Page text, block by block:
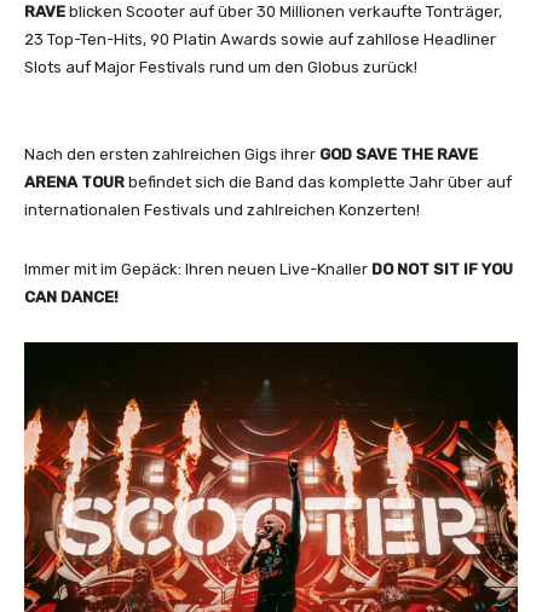
RAVE blicken Scooter auf über 30 Millionen verkaufte Tonträger,
23 Top-Ten-Hits, 90 Platin Awards sowie auf zahllose Headliner
Slots auf Major Festivals rund um den Globus zurück!
Nach den ersten zahlreichen Gigs ihrer GOD SAVE THE RAVE
ARENA TOUR befindet sich die Band das komplette Jahr über auf
internationalen Festivals und zahlreichen Konzerten!
Immer mit im Gepäck: Ihren neuen Live-Knaller DO NOT SIT IF YOU
CAN DANCE!